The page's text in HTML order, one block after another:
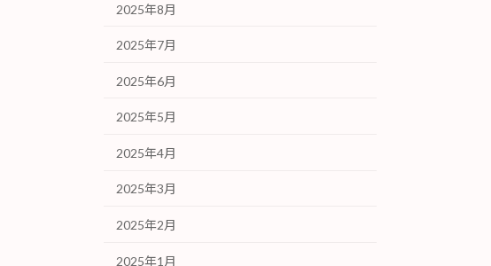
2025年8月
2025年7月
2025年6月
2025年5月
2025年4月
2025年3月
2025年2月
2025年1月